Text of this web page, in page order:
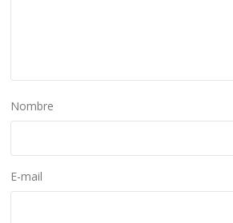
Nombre
E-mail